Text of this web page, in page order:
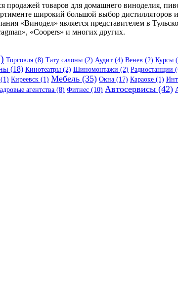
товаров для домашнего виноделия,
широкий большой выбор
«Винодел» является представителем в
«Coopers» и многих других.
Торговля (8) Тату салоны (2) Аудит (4) Венев (2) Курсы
(18) Кинотеатры (2) Шиномонтажи (2) Радиостанции
Киреевск (1) Мебель (35) Окна (17) Караоке (1)
агентства (8) Фитнес (10) Автосервисы (42)